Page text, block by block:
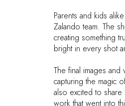
Parents and kids
Zalando team. The
creating something
bright in every shot
The final images
capturing the magic
also excited to
work that went into